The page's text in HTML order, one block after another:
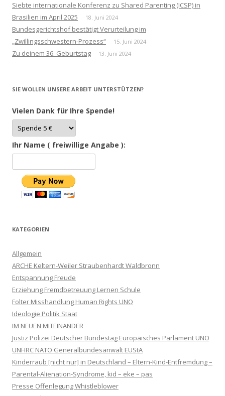
Siebte internationale Konferenz zu Shared Parenting (ICSP) in
Brasilien im April 2025
18. Juni 2024
Bundesgerichtshof bestätigt Verurteilung im
„Zwillingsschwestern-Prozess“
15. Juni 2024
Zu deinem 36. Geburtstag 13. Juni 2024
SIE WOLLEN UNSERE ARBEIT UNTERSTÜTZEN?
Vielen Dank für Ihre Spende!
Ihr Name ( freiwillige Angabe ):
KATEGORIEN
Allgemein
ARCHE Keltern-Weiler Straubenhardt Waldbronn
Entspannung Freude
Erziehung Fremdbetreuung Lernen Schule
Folter Misshandlung Human Rights UNO
Ideologie Politik Staat
IM NEUEN MITEINANDER
Justiz Polizei Deutscher Bundestag Europäisches Parlament UNO
UNHRC NATO Generalbundesanwalt EUStA
Kinderraub [nicht nur] in Deutschland – Eltern-Kind-Entfremdung –
Parental-Alienation-Syndrome, kid – eke – pas
Presse Offenlegung Whistleblower